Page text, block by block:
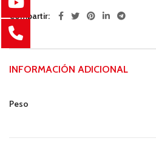
Compartir
INFORMACIÓN ADICIONAL
Peso